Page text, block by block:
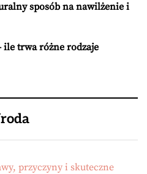
sposób na nawilżenie i
ile trwa różne rodzaje
przyczyny i skuteczne